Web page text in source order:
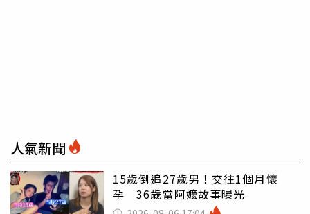
人氣新聞
15歲倒追27歲男！交往1個月懷
孕 36歲當阿嬤故事曝光